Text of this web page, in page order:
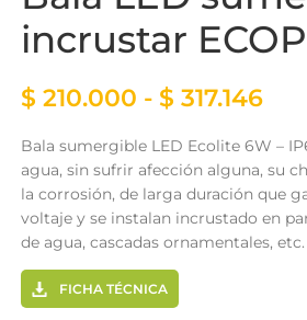
Controladores Inteligentes SMART
incrustar
$ 210.000 - $ 317.146
Bala sumergible LED Ecolite 6W –
agua, sin sufrir afección alguna, su
la corrosión, de larga duración que
voltaje y se instalan incrustado en
de agua, cascadas ornamentales, etc.
FICHA TÉCNICA